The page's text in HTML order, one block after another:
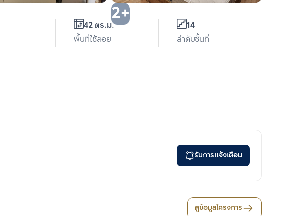
2+
42 ตร.ม.
พื้นที่ใช้สอย
14
ลำดับชั้นที่
รับการแจ้งเตือน
ดูข้อมูลโครงการ